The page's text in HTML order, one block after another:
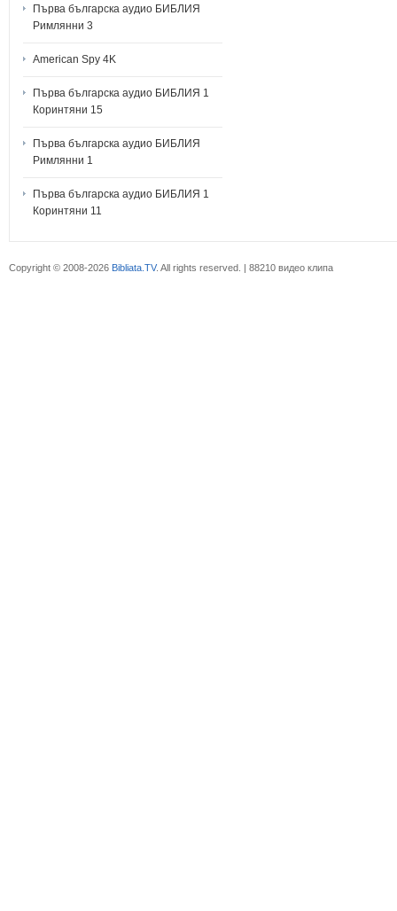
Първа българска аудио БИБЛИЯ
Римлянни 3
American Spy 4K
Първа българска аудио БИБЛИЯ 1
Коринтяни 15
Първа българска аудио БИБЛИЯ
Римлянни 1
Първа българска аудио БИБЛИЯ 1
Коринтяни 11
Copyright © 2008-2026 Bibliata.TV. All rights reserved. | 88210 видео клипа